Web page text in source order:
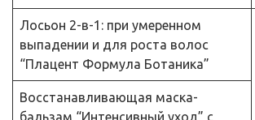
Лосьон 2-в-1: при умеренном
выпадении и для роста волос
“Плацент Формула Ботаника”
Восстанавливающая маска-
бальзам “Интенсивный уход” с